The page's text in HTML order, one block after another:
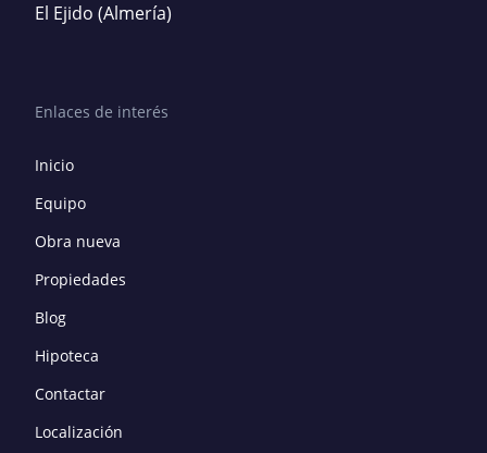
El Ejido (Almería)
Enlaces de interés
Inicio
Equipo
Obra nueva
Propiedades
Blog
Hipoteca
Contactar
Localización